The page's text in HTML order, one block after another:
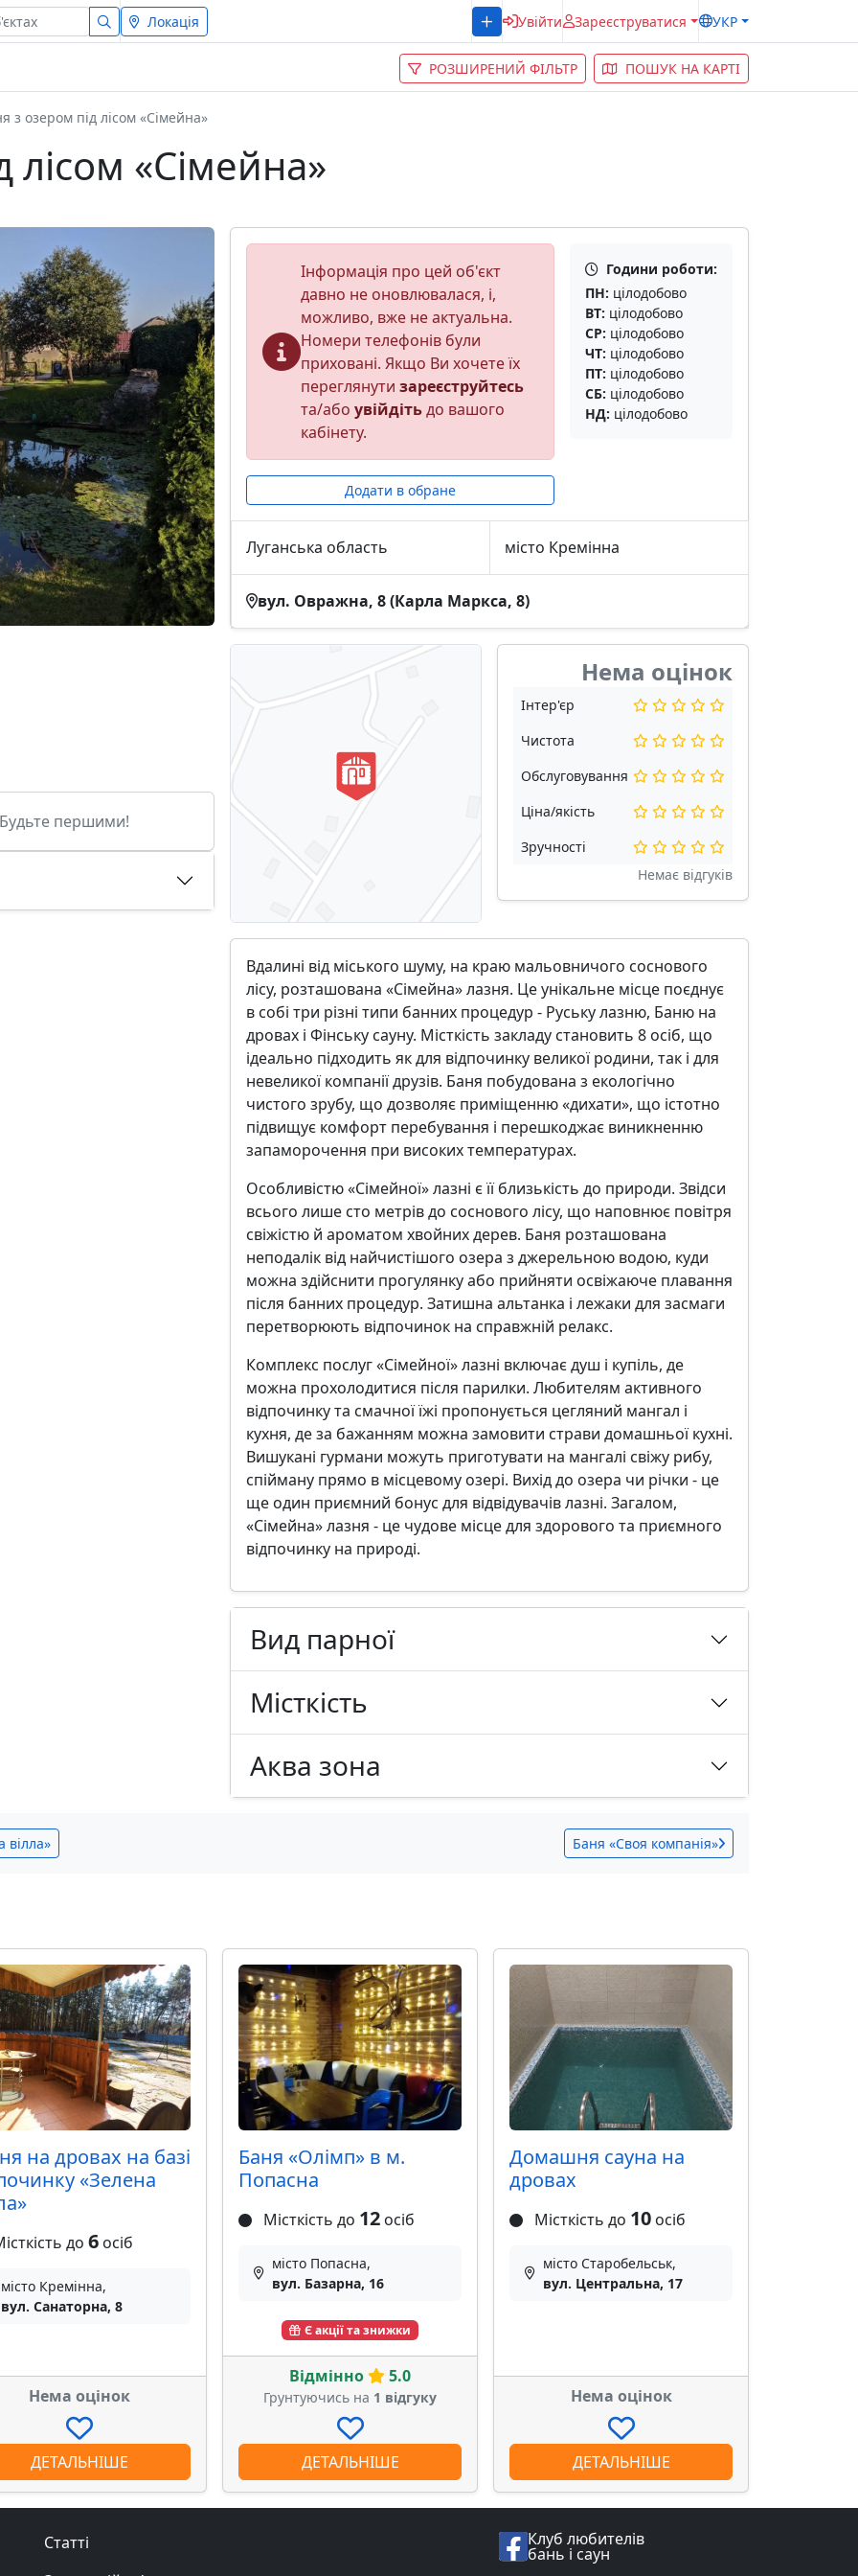
Локація Увійти Зареєструватися УКР
РОЗШИРЕНИЙ ФІЛЬТР ПОШУК НА КАРТІ
з озером під лісом «Сімейна»
лісом «Сімейна»
Інформація про цей об'єкт
давно не оновлювалася, і,
можливо, вже не актуальна.
Номери телефонів були
приховані. Якщо Ви хочете їх
переглянути зареєструйтесь
та/або увійдітьдо вашого
кабінету.
Додати в обране
Години роботи:
ПН: цілодобово
ВТ: цілодобово
СР: цілодобово
ЧТ: цілодобово
ПТ: цілодобово
СБ: цілодобово
НД: цілодобово
Луганська область місто Кремінна
вул. Овражна, 8 (Карла Маркса, 8)
Нема оцінок
Інтер'єр
Чистота
Обслуговування
Ціна/якість
Зручності
Немає відгуків
Вдалині від міського шуму, на краю мальовничого соснового
лісу, розташована «Сімейна» лазня. Це унікальне місце поєднує
в собі три різні типи банних процедур - Руську лазню, Баню на
дровах і Фінську сауну. Місткість закладу становить 8 осіб, що
ідеально підходить як для відпочинку великої родини, так і для
невеликої компанії друзів. Баня побудована з екологічно
чистого зрубу, що дозволяє приміщенню «дихати», що істотно
підвищує комфорт перебування і перешкоджає виникненню
запаморочення при високих температурах.
Особливістю «Сімейної» лазні є її близькість до природи. Звідси
всього лише сто метрів до соснового лісу, що наповнює повітря
свіжістю й ароматом хвойних дерев. Баня розташована
неподалік від найчистішого озера з джерельною водою, куди
можна здійснити прогулянку або прийняти освіжаюче плавання
після банних процедур. Затишна альтанка і лежаки для засмаги
перетворюють відпочинок на справжній релакс.
Комплекс послуг «Сімейної» лазні включає душ і купіль, де
можна прохолодитися після парилки. Любителям активного
відпочинку та смачної їжі пропонується цегляний мангал і
кухня, де за бажанням можна замовити страви домашньої кухні.
Вишукані гурмани можуть приготувати на мангалі свіжу рибу,
спійману прямо в місцевому озері. Вихід до озера чи річки - це
ще один приємний бонус для відвідувачів лазні. Загалом,
«Сімейна» лазня - це чудове місце для здорового та приємного
відпочинку на природі.
Вид парної
Місткість
Аква зона
Будьте першими!
вілла» Баня «Своя компанія»
на дровах на базі
«Зелена
до 6 осіб
місто Кремінна,
вул. Санаторна, 8
Нема оцінок
ДЕТАЛЬНІШЕ
Баня «Олімп» в м.
Попасна
Місткість до 12 осіб
місто Попасна,
вул. Базарна, 16
Є акції та знижки
Відмінно 5.0
Грунтуючись на 1 відгуку
ДЕТАЛЬНІШЕ
Домашня сауна на
дровах
Місткість до 10 осіб
місто Старобельськ,
вул. Центральна, 17
Нема оцінок
ДЕТАЛЬНІШЕ
Статті
Клуб любителів
бань і саун